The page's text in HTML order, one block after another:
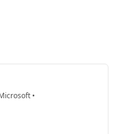
•